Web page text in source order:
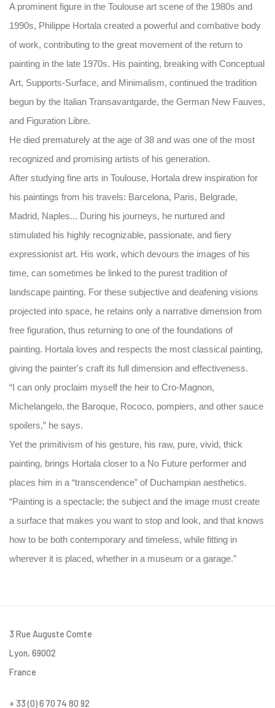
A prominent figure in the Toulouse art scene of the 1980s and
1990s, Philippe Hortala created a powerful and combative body
of work, contributing to the great movement of the return to
painting in the late 1970s. His painting, breaking with Conceptual
Art, Supports-Surface, and Minimalism, continued the tradition
begun by the Italian Transavantgarde, the German New Fauves,
and Figuration Libre.
He died prematurely at the age of 38 and was one of the most
recognized and promising artists of his generation.
After studying fine arts in Toulouse, Hortala drew inspiration for
his paintings from his travels: Barcelona, Paris, Belgrade,
Madrid, Naples... During his journeys, he nurtured and
stimulated his highly recognizable, passionate, and fiery
expressionist art. His work, which devours the images of his
time, can sometimes be linked to the purest tradition of
landscape painting. For these subjective and deafening visions
projected into space, he retains only a narrative dimension from
free figuration, thus returning to one of the foundations of
painting. Hortala loves and respects the most classical painting,
giving the painter's craft its full dimension and effectiveness.
“I can only proclaim myself the heir to Cro-Magnon,
Michelangelo, the Baroque, Rococo, pompiers, and other sauce
spoilers,” he says.
Yet the primitivism of his gesture, his raw, pure, vivid, thick
painting, brings Hortala closer to a No Future performer and
places him in a “transcendence” of Duchampian aesthetics.
“Painting is a spectacle; the subject and the image must create
a surface that makes you want to stop and look, and that knows
how to be both contemporary and timeless, while fitting in
wherever it is placed, whether in a museum or a garage.”
3 Rue Auguste Comte
Lyon, 69002
France
+ 33 (0) 6 70 74 80 92